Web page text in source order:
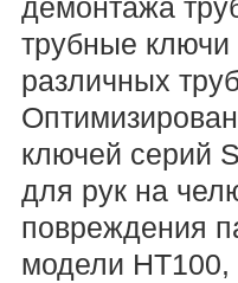
демонтажа
трубные ключи
различных
ключей серий
для рук на
повреждения
модели HT100,